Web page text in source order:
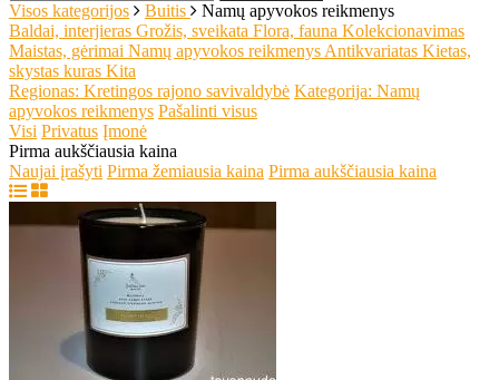
Visos kategorijos Buitis
Namų apyvokos reikmenys
Baldai, interjieras Grožis, sveikata Flora, fauna Kolekcionavimas
Maistas, gėrimai Namų apyvokos reikmenysAntikvariatas Kietas,
skystas kuras Kita
Regionas: Kretingos rajono savivaldybė Kategorija: Namų
apyvokos reikmenys Pašalinti visus
Visi Privatus Įmonė
Pirma aukščiausia kaina
Naujai įrašyti Pirma žemiausia kaina Pirma aukščiausia kaina